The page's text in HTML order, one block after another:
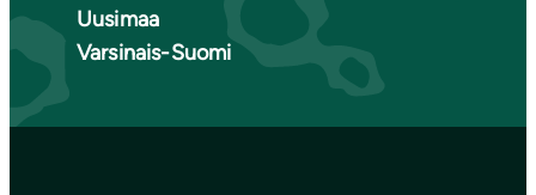
Uusimaa
Varsinais-Suomi